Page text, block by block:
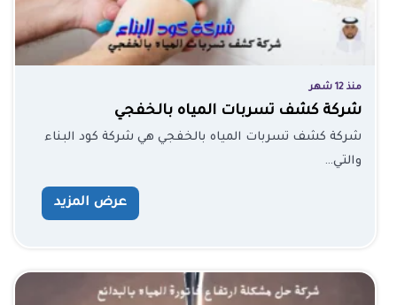
منذ 12 شهر
شركة كشف تسربات المياه بالخفجي
شركة كشف تسربات المياه بالخفجي هي شركة كود البناء
والتي…
عرض المزيد